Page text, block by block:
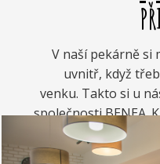
V naší pekárně si
uvnitř, když
venku. Takto si u
společnosti BENEA.
kávou. Nebo si